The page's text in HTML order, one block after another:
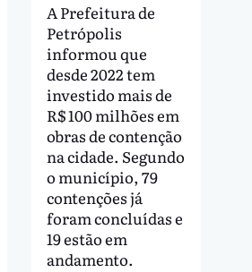
A Prefeitura de
Petrópolis
informou que
desde 2022 tem
investido mais de
R$ 100 milhões em
obras de contenção
na cidade. Segundo
o município, 79
contenções já
foram concluídas e
19 estão em
andamento.